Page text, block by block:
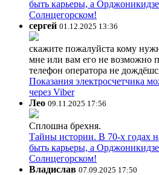
быть карьеры, а Орджоникидзе
Солнцегорском!
сергей 01.12.2025 13:36
скажите пожалуйста кому
мне или вам его не возможно
телефон оператора не
Показания электросчетчика
через Viber
Лео 09.11.2025 17:56
Сплошна брехня.
Тайны истории. В 70-х годах
быть карьеры, а Орджоникидзе
Солнцегорском!
Владислав 07.09.2025 17:50